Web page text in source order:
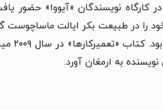
نویسندگان «آیووا» حضور
را در طبیعت بکر ایالت ماساچوست
کنار پدربزرگش به کارآموزی مشغول شده